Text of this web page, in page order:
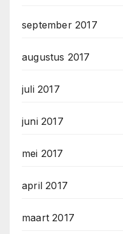
september 2017
augustus 2017
juli 2017
juni 2017
mei 2017
april 2017
maart 2017